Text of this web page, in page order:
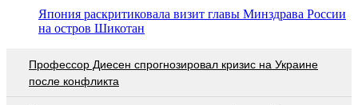
Япония раскритиковала визит главы Минздрава России
на остров Шикотан
Профессор Диесен спрогнозировал кризис на Украине
после конфликта